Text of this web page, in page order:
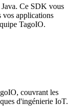
Ce SDK vous
vos applications
TagoIO.
couvrant les
d'ingénierie IoT.